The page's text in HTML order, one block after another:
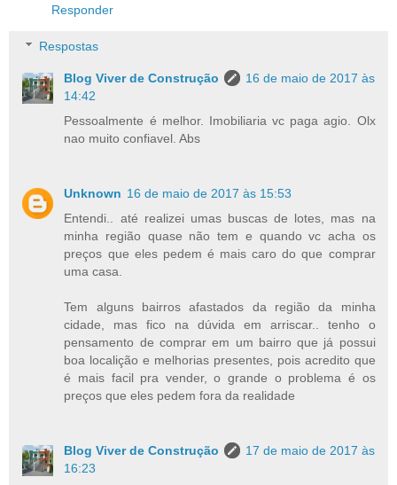
Responder
Respostas
Blog Viver de Construção
16 de maio de 2017 às
14:42
Pessoalmente é melhor. Imobiliaria vc paga agio. Olx
nao muito confiavel. Abs
Unknown 16 de maio de 2017 às 15:53
Entendi.. até realizei umas buscas de lotes, mas na
minha região quase não tem e quando vc acha os
preços que eles pedem é mais caro do que comprar
uma casa.
Tem alguns bairros afastados da região da minha
cidade, mas fico na dúvida em arriscar.. tenho o
pensamento de comprar em um bairro que já possui
boa localição e melhorias presentes, pois acredito que
é mais facil pra vender, o grande o problema é os
preços que eles pedem fora da realidade
Blog Viver de Construção
17 de maio de 2017 às
16:23